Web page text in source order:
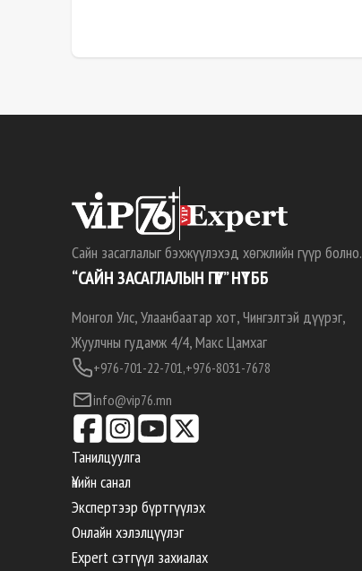
Сайн засаглалыг бэхжүүлэхэд хөгжлийн гүүр болно.
“САЙН ЗАСАГЛАЛЫН ГҮҮР” НҮТББ
Монгол Улс, Улаанбаатар хот, Чингэлтэй дүүрэг,
Жуулчны гудамж 4/4, Макс Цамхаг
+976-701-22-701,+976-8031-7678
info@vip76.mn
Танилцуулга
Үнийн санал
Экспертээр бүртгүүлэх
Онлайн хэлэлцүүлэг
Expert сэтгүүл захиалах